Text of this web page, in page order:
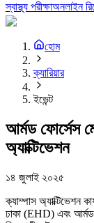
স্বাস্থ্য পরীক্ষাঅনলাইন
হোম
ক্যারিয়ার
ইভেন্ট
আর্মড ফোর্সেস
অ্যাক্টিভেশন
১৪ জুলাই ২০২৫
ক্যাম্পাস অ্যাক্টিভেশন
ঢাকা (EHD) এবং